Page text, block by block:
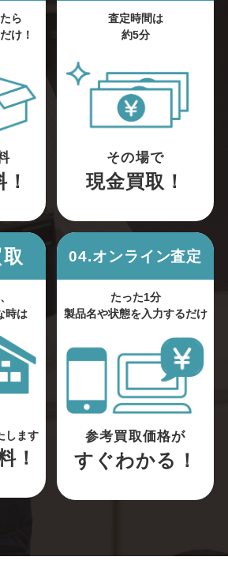
ら
け！
査定時間は
約5分
その場で
現金買取！
時は
します
！
04.オンライン査定
たった1分
製品名や状態を入力するだけ
参考買取価格が
すぐわかる！